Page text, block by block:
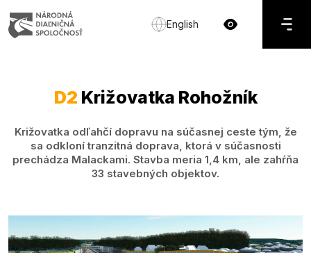
English
D2 Križovatka Rohožník
Križovatka odľahčí dopravu na súčasnej ceste tým, že
sa odkloní tranzitná doprava, ktorá v súčasnosti
prechádza Malackami. Stavba meria 1,4 km, ale zahŕňa
33 stavebných objektov.